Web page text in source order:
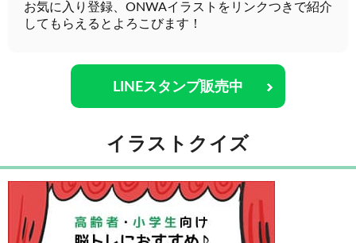
お気に入り登録、ONWAイラストをリンクつきで紹介
してもらえるとよろこびます！
LINEスタンプ販売中
イラストクイズ